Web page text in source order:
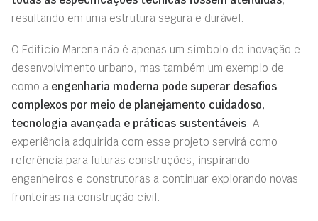
resultando em uma estrutura segura e durável.
O Edifício Marena não é apenas um símbolo de inovação e
desenvolvimento urbano, mas também um exemplo de
como a engenharia moderna pode superar desafios
complexos por meio de planejamento cuidadoso,
tecnologia avançada e práticas sustentáveis. A
experiência adquirida com esse projeto servirá como
referência para futuras construções, inspirando
engenheiros e construtoras a continuar explorando novas
fronteiras na construção civil.